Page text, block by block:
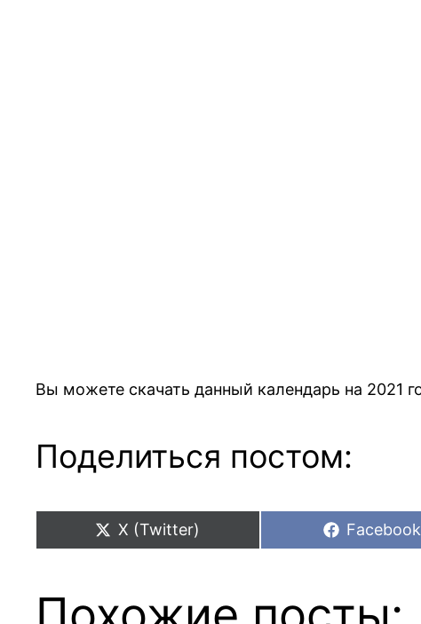
Вы можете скачать данный календарь на 2021
Поделиться постом:
Share
on
X (Twitter)
Share
on
Facebook